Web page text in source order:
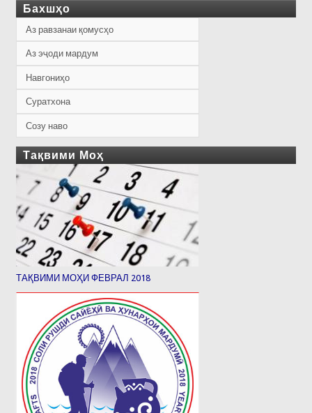
Бахшҳо
Аз равзанаи қомусҳо
Аз эҷоди мардум
Навгониҳо
Суратхона
Созу наво
Тақвими Моҳ
ТАҚВИМИ МОҲИ ФЕВРАЛ 2018